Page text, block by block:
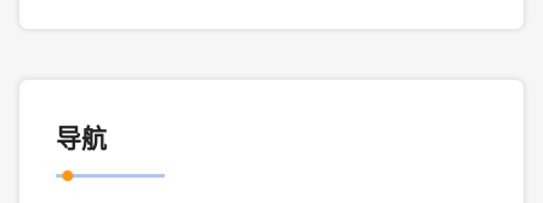
导航